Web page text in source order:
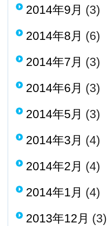
2014年9月 (3)
2014年8月 (6)
2014年7月 (3)
2014年6月 (3)
2014年5月 (3)
2014年3月 (4)
2014年2月 (4)
2014年1月 (4)
2013年12月 (3)